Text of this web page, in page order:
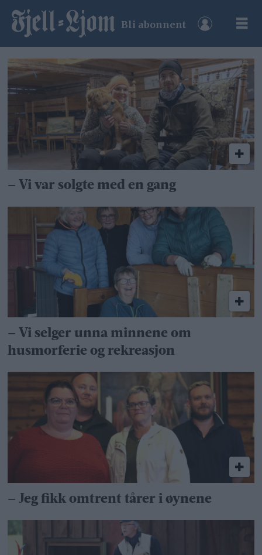
Bli abonnent
Tag:
auksjon
– Vi var solgte med en gang
– Vi selger unna minnene om
husmorferie og rekreasjon
– Jeg fikk omtrent tårer i øynene